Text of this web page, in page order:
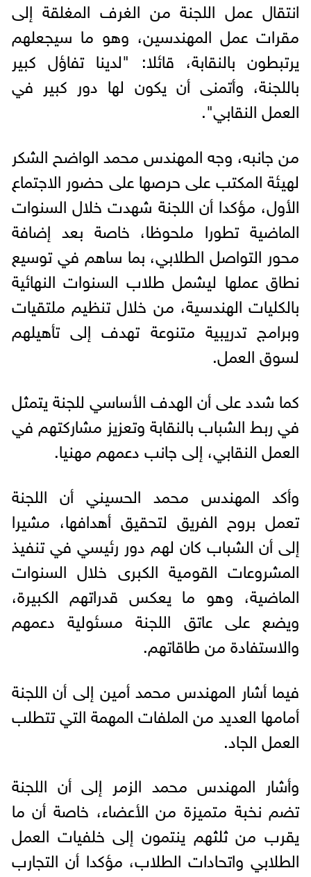
انتقال عمل اللجنة من الغرف المغلقة إلى
مقرات عمل المهندسين، وهو ما سيجعلهم
يرتبطون بالنقابة، قائلا: "لدينا تفاؤل كبير
باللجنة، وأتمنى أن يكون لها دور كبير في
العمل النقابي".
من جانبه، وجه المهندس محمد الواضح الشكر
لهيئة المكتب على حرصها على حضور الاجتماع
الأول، مؤكدا أن اللجنة شهدت خلال السنوات
الماضية تطورا ملحوظا، خاصة بعد إضافة
محور التواصل الطلابي، بما ساهم في توسيع
نطاق عملها ليشمل طلاب السنوات النهائية
بالكليات الهندسية، من خلال تنظيم ملتقيات
وبرامج تدريبية متنوعة تهدف إلى تأهيلهم
لسوق العمل.
كما شدد على أن الهدف الأساسي للجنة يتمثل
في ربط الشباب بالنقابة وتعزيز مشاركتهم في
العمل النقابي، إلى جانب دعمهم مهنيا.
وأكد المهندس محمد الحسيني أن اللجنة
تعمل بروح الفريق لتحقيق أهدافها، مشيرا
إلى أن الشباب كان لهم دور رئيسي في تنفيذ
المشروعات القومية الكبرى خلال السنوات
الماضية، وهو ما يعكس قدراتهم الكبيرة،
ويضع على عاتق اللجنة مسئولية دعمهم
والاستفادة من طاقاتهم.
فيما أشار المهندس محمد أمين إلى أن اللجنة
أمامها العديد من الملفات المهمة التي تتطلب
العمل الجاد.
وأشار المهندس محمد الزمر إلى أن اللجنة
تضم نخبة متميزة من الأعضاء، خاصة أن ما
يقرب من ثلثهم ينتمون إلى خلفيات العمل
الطلابي واتحادات الطلاب، مؤكدا أن التجارب